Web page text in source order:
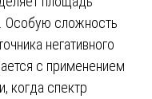
Особую сложность
негативного
с применением
когда спектр